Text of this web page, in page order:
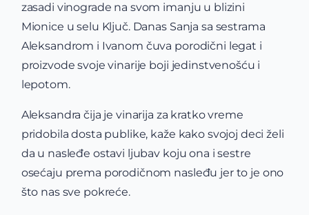
zasadi vinograde na svom imanju u blizini
Mionice u selu Ključ. Danas Sanja sa sestrama
Aleksandrom i Ivanom čuva porodični legat i
proizvode svoje vinarije boji jedinstvenošću i
lepotom.
Aleksandra čija je vinarija za kratko vreme
pridobila dosta publike, kaže kako svojoj deci želi
da u nasleđe ostavi ljubav koju ona i sestre
osećaju prema porodičnom nasleđu jer to je ono
što nas sve pokreće.